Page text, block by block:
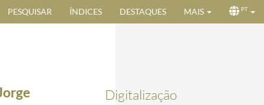
PESQUISAR ÍNDICES DESTAQUES MAIS PT
Digitalização